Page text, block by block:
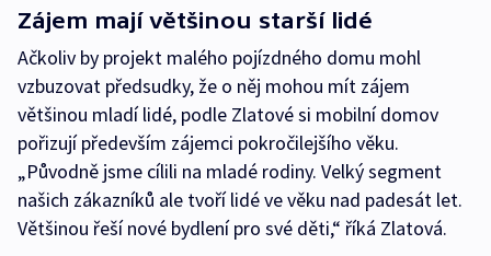
Zájem mají většinou starší lidé
Ačkoliv by projekt malého pojízdného domu mohl
vzbuzovat předsudky, že o něj mohou mít zájem
většinou mladí lidé, podle Zlatové si mobilní domov
pořizují především zájemci pokročilejšího věku.
„Původně jsme cílili na mladé rodiny. Velký segment
našich zákazníků ale tvoří lidé ve věku nad padesát let.
Většinou řeší nové bydlení pro své děti,“ říká Zlatová.